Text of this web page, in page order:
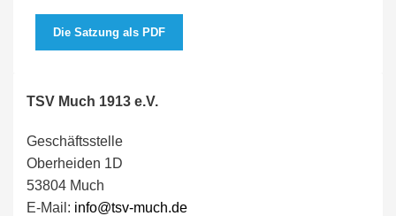
Die Satzung als PDF
TSV Much 1913 e.V.
Geschäftsstelle
Oberheiden 1D
53804 Much
E-Mail: info@tsv-much.de